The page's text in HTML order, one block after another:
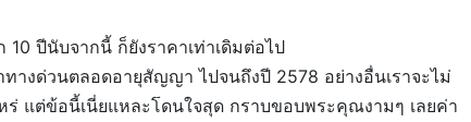
10 ปีนับจากนี้ ก็ยังราคาเท่าเดิมต่อไป
ทางด่วนตลอดอายุสัญญา ไปจนถึงปี 2578 อย่างอื่นเราจะไม่
หร่ แต่ข้อนี้เนี่ยแหละโดนใจสุด กราบขอบพระคุณงามๆ เลยค่า